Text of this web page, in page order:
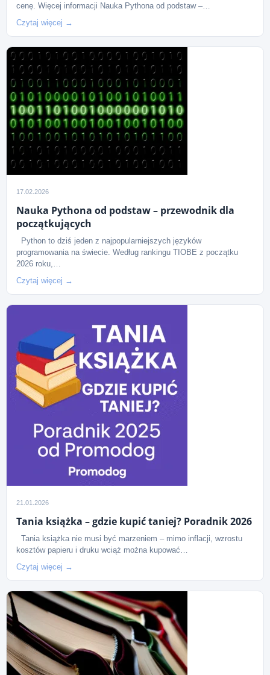
cenę. Więcej informacji Nauka Pythona od podstaw –…
Czytaj więcej →
17.02.2026
Nauka Pythona od podstaw – przewodnik dla
początkujących
Python to dziś jeden z najpopularniejszych języków
programowania na świecie. Według rankingu TIOBE z początku
2026 roku,…
Czytaj więcej →
21.01.2026
Tania książka – gdzie kupić taniej? Poradnik 2026
Tania książka nie musi być marzeniem – mimo inflacji, wzrostu
kosztów papieru i druku wciąż można kupować…
Czytaj więcej →